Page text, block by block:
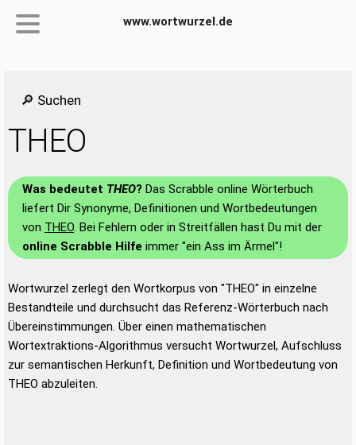
www.wortwurzel.de
🔎 Suchen
THEO
Was bedeutet THEO? Das Scrabble online Wörterbuch
liefert Dir Synonyme, Definitionen und Wortbedeutungen
von THEO. Bei Fehlern oder in Streitfällen hast Du mit der
online Scrabble Hilfe immer "ein Ass im Ärmel"!
Wortwurzel zerlegt den Wortkorpus von "THEO" in einzelne
Bestandteile und durchsucht das Referenz-Wörterbuch nach
Übereinstimmungen. Über einen mathematischen
Wortextraktions-Algorithmus versucht Wortwurzel, Aufschluss
zur semantischen Herkunft, Definition und Wortbedeutung von
THEO abzuleiten.